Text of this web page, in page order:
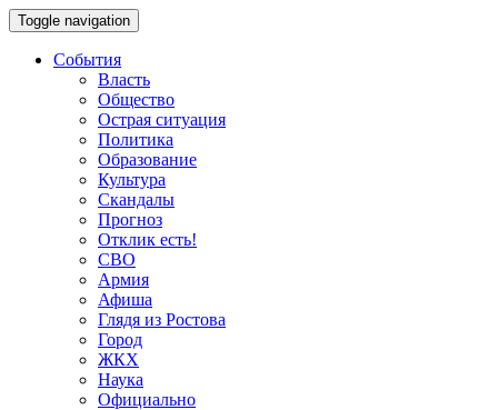
Toggle navigation
События
Власть
Общество
Острая ситуация
Политика
Образование
Культура
Скандалы
Прогноз
Отклик есть!
СВО
Армия
Афиша
Глядя из Ростова
Город
ЖКХ
Наука
Официально